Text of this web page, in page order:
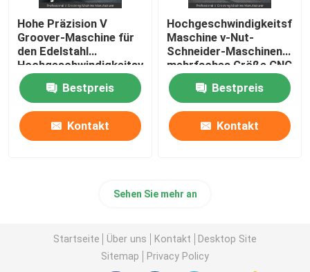
Hohe Präzision V
Groover-Maschine für
den Edelstahl
Hochgeschwindigkeitsv
Maschine fugend
Bestpreis
Kontakt
Maschine v-Nut-
Schneider-Maschinen-
mehrfaches Größe CNC
V
Bestpreis
Kontakt
Sehen Sie mehr an
Startseite Über uns Kontakt
Desktop Site
Sitemap
Privacy Policy